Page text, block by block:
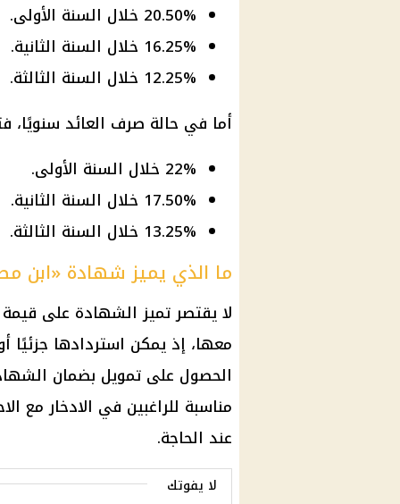
20.50% خلال السنة الأولى.
16.25% خلال السنة الثانية.
12.25% خلال السنة الثالثة.
أما في حالة صرف العائد سنويًا،
22% خلال السنة الأولى.
17.50% خلال السنة الثانية.
13.25% خلال السنة الثالثة.
ما الذي يميز شهادة «ابن
لا يقتصر تميز الشهادة على قيمة
معها، إذ يمكن استردادها جزئيًا
الحصول على تمويل بضمان
مناسبة للراغبين في الادخار مع
عند الحاجة.
لا يفوتك